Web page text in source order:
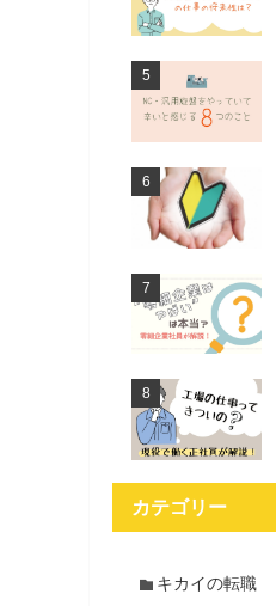
カテゴリー
キカイの転職